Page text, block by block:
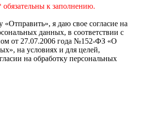
к заполнению.
я даю свое согласие на
данных, в соответствии с
от 27.07.2006 года №152-ФЗ «О
на условиях и для целей,
на обработку персональных